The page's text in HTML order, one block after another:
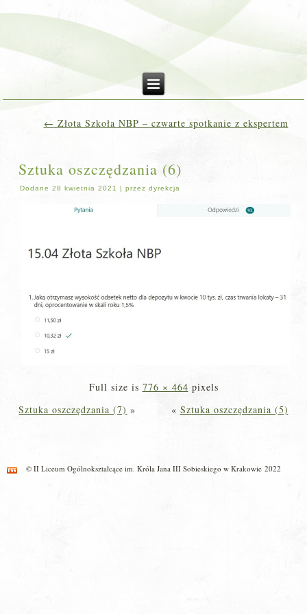
← Złota Szkoła NBP – czwarte spotkanie z ekspertem
Sztuka oszczędzania (6)
Dodane 28 kwietnia 2021 |przez dyrekcja
Full size is 776 × 464 pixels
Sztuka oszczędzania (7) » « Sztuka oszczędzania (5)
© II Liceum Ogólnokształcące im. Króla Jana III Sobieskiego w Krakowie 2022